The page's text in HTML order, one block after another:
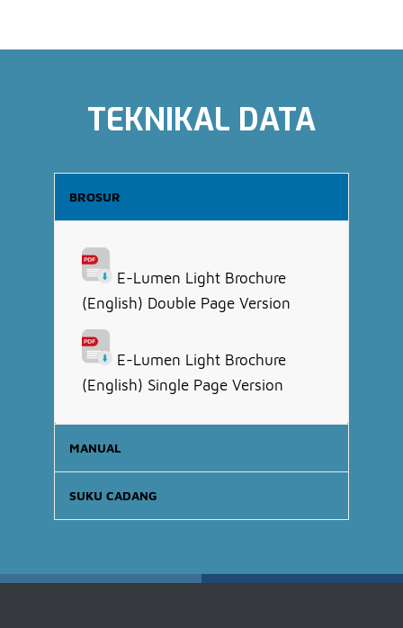
TEKNIKAL DATA
BROSUR
E-Lumen Light Brochure
(English) Double Page Version
E-Lumen Light Brochure
(English) Single Page Version
MANUAL
SUKU CADANG